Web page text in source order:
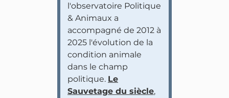
l'observatoire Politique
& Animaux a
accompagné de 2012 à
2025 l'évolution de la
condition animale
dans le champ
politique. Le
Sauvetage du siècle,